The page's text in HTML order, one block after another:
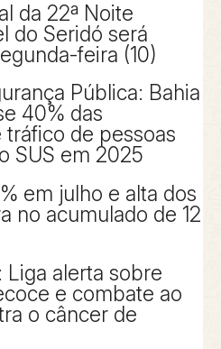
da 22ª Noite
do Seridó será
feira (10)
Pública: Bahia
40% das
de pessoas
SUS em 2025
em julho e alta dos
no acumulado de 12
Liga alerta sobre
e combate ao
o câncer de